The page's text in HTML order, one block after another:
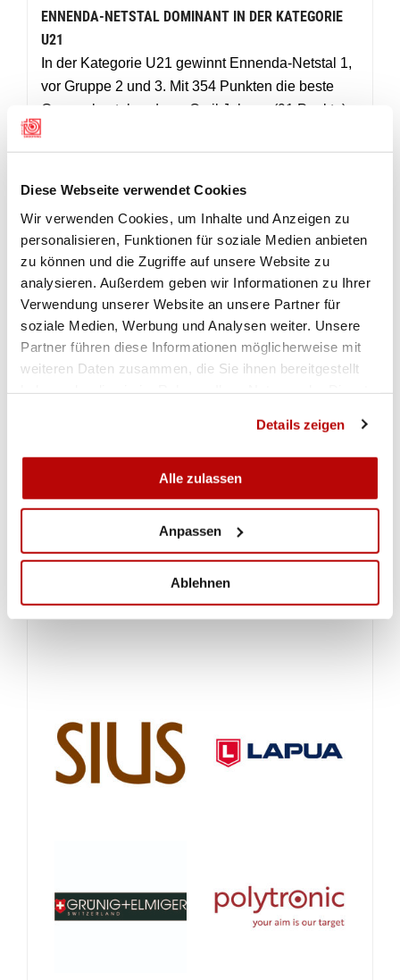
Diese Webseite verwendet Cookies
Wir verwenden Cookies, um Inhalte und Anzeigen zu
personalisieren, Funktionen für soziale Medien anbieten
zu können und die Zugriffe auf unsere Website zu
analysieren. Außerdem geben wir Informationen zu Ihrer
Verwendung unserer Website an unsere Partner für
soziale Medien, Werbung und Analysen weiter. Unsere
Partner führen diese Informationen möglicherweise mit
weiteren Daten zusammen, die Sie ihnen bereitgestellt
Details zeigen
Alle zulassen
Anpassen
Ablehnen
ENNENDA-NETSTAL DOMINANT IN DER KATEGORIE
U21
In der Kategorie U21 gewinnt Ennenda-Netstal 1,
vor Gruppe 2 und 3. Mit 354 Punkten die beste
Gruppe bestehend aus Cyril Johann (91 Punkte),
Feldmann (87). Dahinter auf Platz 4 reiht sich
Feld. Leider sind drei Gruppen unvollständig
angetreten.
In der Einzelrangliste schwingt Cyril Johann von
Ennenda-Netstal mit dem Tageshöchstresultat von
91 Punkten oben aus. Starke 90 Punkte erreichen
Giordano Gallati, ebenfalls Ennenda-Netstal und
Nigel Büsser vom SV Nieder-Oberurnen. Ladina